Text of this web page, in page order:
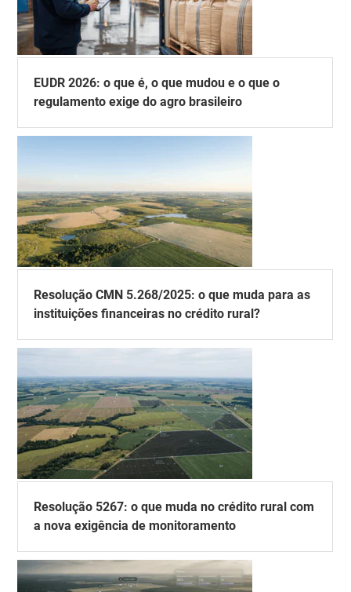
EUDR 2026: o que é, o que mudou e o que o
regulamento exige do agro brasileiro
Resolução CMN 5.268/2025: o que muda para as
instituições financeiras no crédito rural?
Resolução 5267: o que muda no crédito rural com
a nova exigência de monitoramento